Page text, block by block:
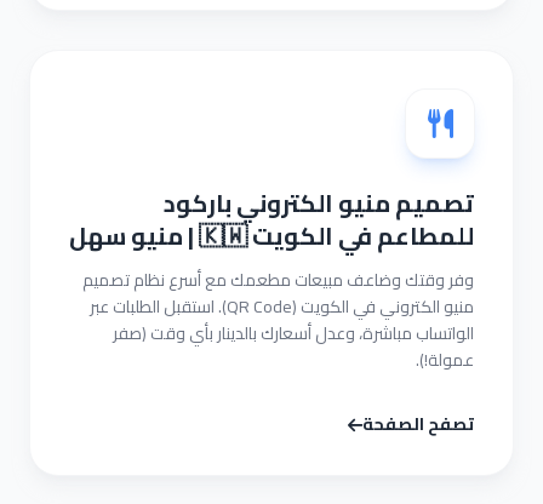
تصميم منيو الكتروني باركود
للمطاعم في الكويت 🇰🇼 | منيو سهل
وفر وقتك وضاعف مبيعات مطعمك مع أسرع نظام تصميم
منيو الكتروني في الكويت (QR Code). استقبل الطلبات عبر
الواتساب مباشرة، وعدل أسعارك بالدينار بأي وقت (صفر
عمولة!).
تصفح الصفحة